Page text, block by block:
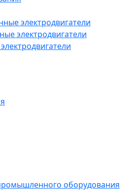
электродвигатели
электродвигатели
оборудования